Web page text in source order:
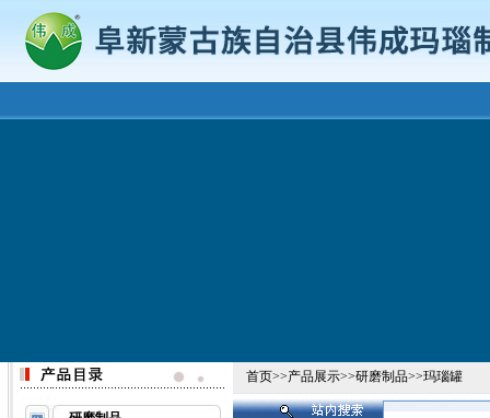
首页>>产品展示>>研磨制品>>玛瑙罐